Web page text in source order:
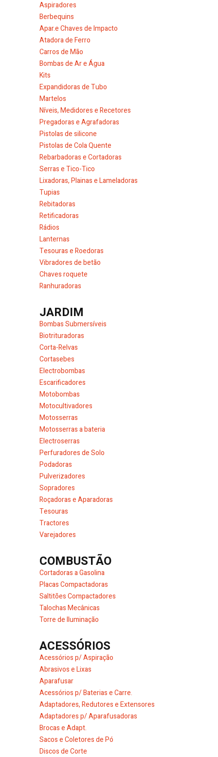
Aspiradores
Berbequins
Apar.e Chaves de Impacto
Atadora de Ferro
Carros de Mão
Bombas de Ar e Água
Kits
Expandidoras de Tubo
Martelos
Níveis, Medidores e Recetores
Pregadoras e Agrafadoras
Pistolas de silicone
Pistolas de Cola Quente
Rebarbadoras e Cortadoras
Serras e Tico-Tico
Lixadoras, Plainas e Lameladoras
Tupias
Rebitadoras
Retificadoras
Rádios
Lanternas
Tesouras e Roedoras
Vibradores de betão
Chaves roquete
Ranhuradoras
JARDIM
Bombas Submersíveis
Biotrituradoras
Corta-Relvas
Cortasebes
Electrobombas
Escarificadores
Motobombas
Motocultivadores
Motosserras
Motosserras a bateria
Electroserras
Perfuradores de Solo
Podadoras
Pulverizadores
Sopradores
Roçadoras e Aparadoras
Tesouras
Tractores
Varejadores
COMBUSTÃO
Cortadoras a Gasolina
Placas Compactadoras
Saltitões Compactadores
Talochas Mecânicas
Torre de Iluminação
ACESSÓRIOS
Acessórios p/ Aspiração
Abrasivos e Lixas
Aparafusar
Acessórios p/ Baterias e Carre.
Adaptadores, Redutores e Extensores
Adaptadores p/ Aparafusadoras
Brocas e Adapt.
Sacos e Coletores de Pó
Discos de Corte